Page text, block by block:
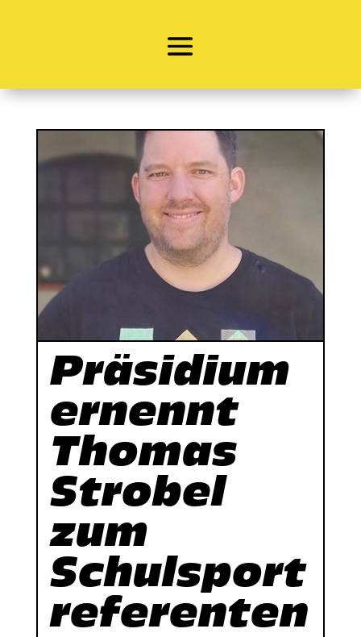
Präsidium
ernennt
Thomas
Strobel
zum
Schulsport
referenten